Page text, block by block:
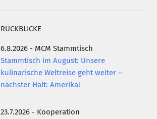
RÜCKBLICKE
6.8.2026 - MCM Stammtisch
Stammtisch im August: Unsere
kulinarische Weltreise geht weiter –
nächster Halt: Amerika!
23.7.2026 - Kooperation